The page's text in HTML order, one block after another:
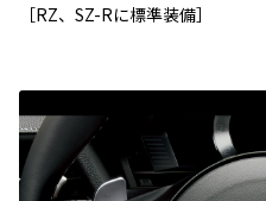
［RZ、SZ-Rに標準装備］